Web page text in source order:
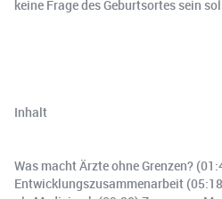
keine Frage des Geburtsortes sein
Inhalt
Was macht Ärzte ohne Grenzen?
Entwicklungszusammenarbeit